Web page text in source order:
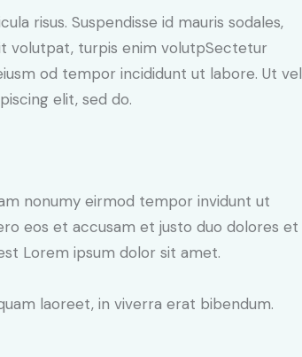
risus. Suspendisse id mauris sodales,
volutpat, turpis enim volutpSectetur
od tempor incididunt ut labore. Ut vel
elit, sed do.
nonumy eirmod tempor invidunt ut
eos et accusam et justo duo dolores et
Lorem ipsum dolor sit amet.
laoreet, in viverra erat bibendum.